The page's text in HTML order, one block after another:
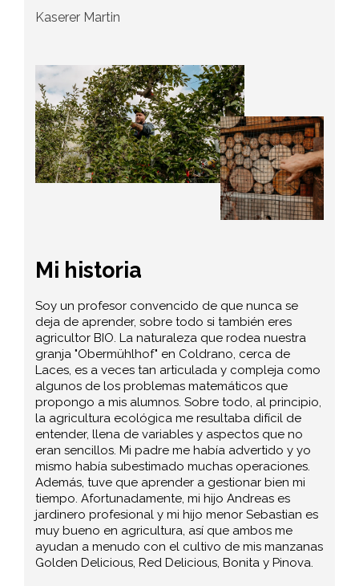
Kaserer Martin
Mi historia
Soy un profesor convencido de que nunca se
deja de aprender, sobre todo si también eres
agricultor BIO. La naturaleza que rodea nuestra
granja "Obermühlhof" en Coldrano, cerca de
Laces, es a veces tan articulada y compleja como
algunos de los problemas matemáticos que
propongo a mis alumnos. Sobre todo, al principio,
la agricultura ecológica me resultaba difícil de
entender, llena de variables y aspectos que no
eran sencillos. Mi padre me había advertido y yo
mismo había subestimado muchas operaciones.
Además, tuve que aprender a gestionar bien mi
tiempo. Afortunadamente, mi hijo Andreas es
jardinero profesional y mi hijo menor Sebastian es
muy bueno en agricultura, así que ambos me
ayudan a menudo con el cultivo de mis manzanas
Golden Delicious, Red Delicious, Bonita y Pinova.